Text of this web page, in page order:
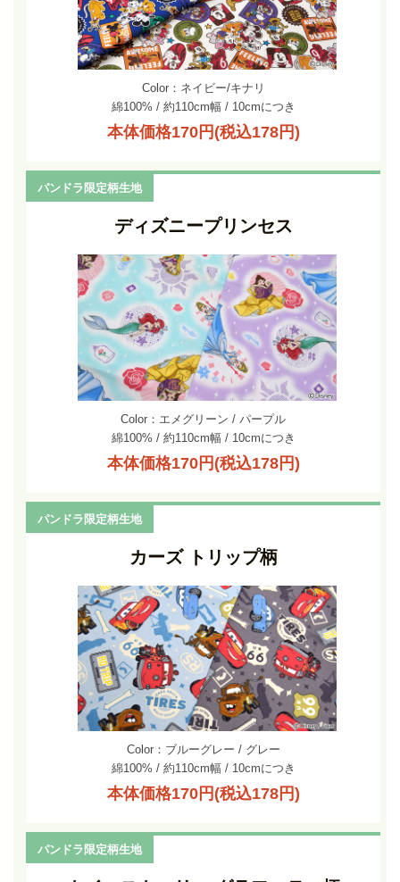
Color：ネイビー/キナリ
綿100% / 約110cm幅 / 10cmにつき
本体価格170円(税込178円)
パンドラ限定柄生地
ディズニープリンセス
Color：エメグリーン / パープル
綿100% / 約110cm幅 / 10cmにつき
本体価格170円(税込178円)
パンドラ限定柄生地
カーズ トリップ柄
Color：ブルーグレー / グレー
綿100% / 約110cm幅 / 10cmにつき
本体価格170円(税込178円)
パンドラ限定柄生地